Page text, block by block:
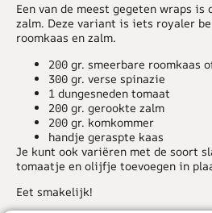
Een van de meest gegeten wraps
zalm. Deze variant is iets royaler
roomkaas en zalm.
200 gr. smeerbare roomkaas
300 gr. verse spinazie
1 dungesneden tomaat
200 gr. gerookte zalm
200 gr. komkommer
handje geraspte kaas
Je kunt ook variëren met de soort
tomaatje en olijfje toevoegen in
Eet smakelijk!